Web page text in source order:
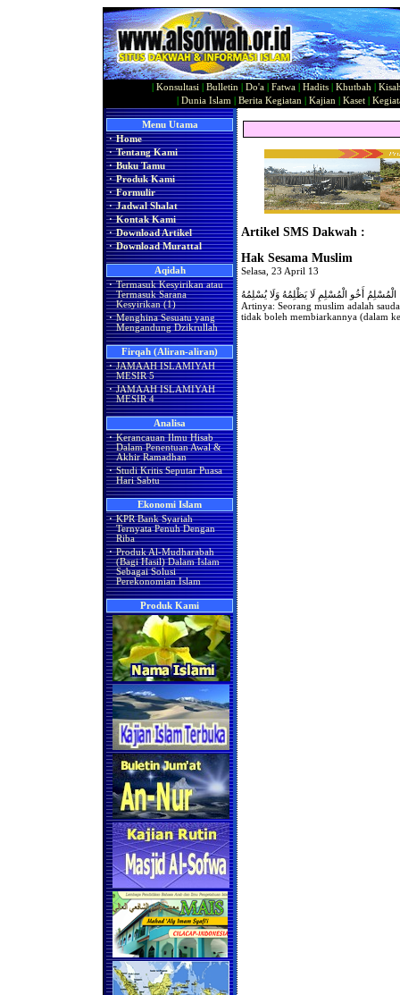
Konsultasi Bulletin Do'a Fatwa Hadits Khutbah
Dunia Islam Berita Kegiatan Kajian Kaset|
Menu Utama
· Home
· Tentang Kami
· Buku Tamu
· Produk Kami
· Formulir
· Jadwal Shalat
· Kontak Kami
· Download Artikel
· Download Murattal
Aqidah
· Termasuk Kesyirikan atau
Termasuk Sarana
Kesyirikan (1)
· Menghina Sesuatu yang
Mengandung Dzikrullah
Firqah (Aliran-aliran)
· JAMAAH ISLAMIYAH
MESIR 5
· JAMAAH ISLAMIYAH
MESIR 4
Analisa
· Kerancauan Ilmu Hisab
Dalam Penentuan Awal &
Akhir Ramadhan
· Studi Kritis Seputar Puasa
Hari Sabtu
Ekonomi Islam
· KPR Bank Syariah
Ternyata Penuh Dengan
Riba
· Produk Al-Mudharabah
(Bagi Hasil) Dalam Islam
Sebagai Solusi
Perekonomian Islam
Produk Kami
Artikel SMS Dakwah :
Hak Sesama Muslim
Selasa, 23 April 13
الْمُسْلِمُ أَخُو الْمُسْلِمِ لَا يَظْلِمُهُ وَلَا يُسْلِمُهُ
Artinya: Seorang muslim adalah
tidak boleh membiarkannya (dalam